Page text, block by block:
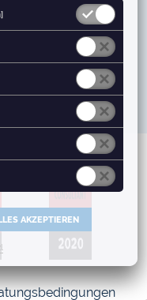
AKZEPTIEREN